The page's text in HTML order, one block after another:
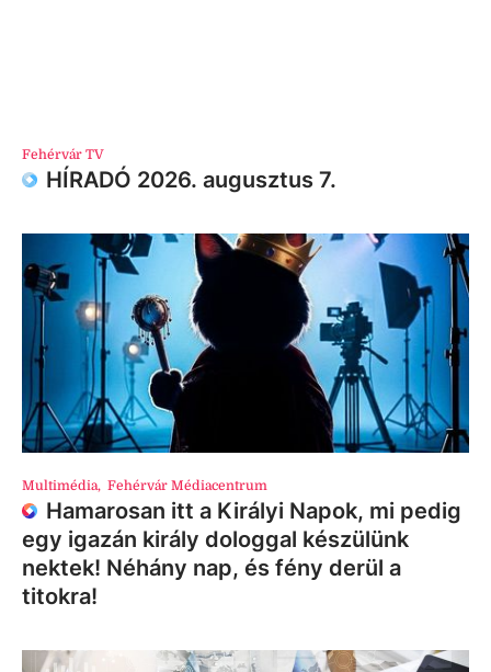
Fehérvár TV
HÍRADÓ 2026. augusztus 7.
Multimédia, Fehérvár Médiacentrum
Hamarosan itt a Királyi Napok, mi pedig
egy igazán király dologgal készülünk
nektek! Néhány nap, és fény derül a
titokra!